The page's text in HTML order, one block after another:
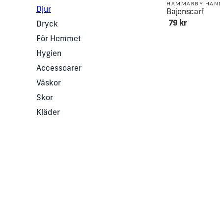
Djur
Dryck
För Hemmet
Hygien
Accessoarer
Väskor
Skor
Kläder
HAMMARBY
Bajenscarf
79 kr